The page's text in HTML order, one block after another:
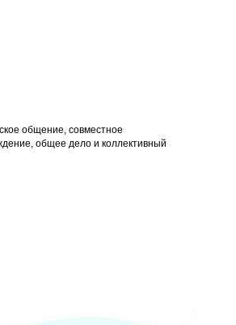
общение, совместное
общее дело и коллективный